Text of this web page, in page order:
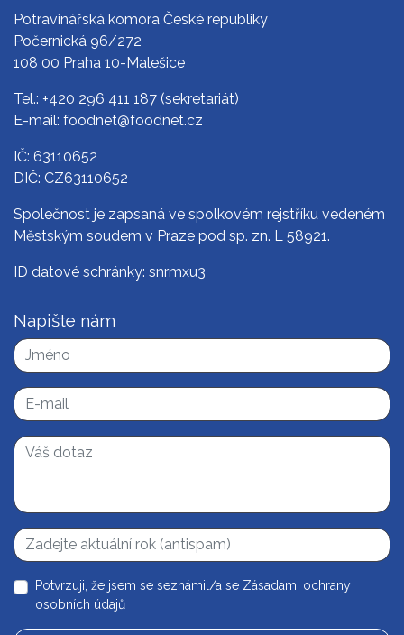
Potravinářská komora České republiky
Počernická 96/272
108 00 Praha 10-Malešice
Tel.: +420 296 411 187 (sekretariát)
E-mail: foodnet@foodnet.cz
IČ: 63110652
DIČ: CZ63110652
Společnost je zapsaná ve spolkovém rejstříku vedeném
Městským soudem v Praze pod sp. zn. L 58921.
ID datové schránky: snrmxu3
Napište nám
Potvrzuji, že jsem se seznámil/a se Zásadami ochrany
osobních údajů